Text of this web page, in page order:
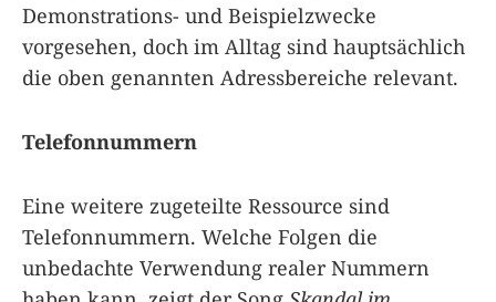
Demonstrations- und Beispielzwecke
vorgesehen, doch im Alltag sind hauptsächlich
die oben genannten Adressbereiche relevant.
Telefonnummern
Eine weitere zugeteilte Ressource sind
Telefonnummern. Welche Folgen die
unbedachte Verwendung realer Nummern